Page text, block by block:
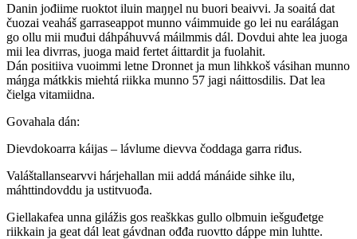
Danin jođiime ruoktot iluin maŋŋel nu buori beaivvi. Ja soaitá dat
čuozai veaháš garraseappot munno váimmuide go lei nu earálágan
go ollu mii muđui dáhpáhuvvá máilmmis dál. Dovdui ahte lea juoga
mii lea divrras, juoga maid fertet áittardit ja fuolahit.
Dán positiiva vuoimmi letne Dronnet ja mun lihkkoš vásihan munno
máŋga mátkkis miehtá riikka munno 57 jagi náittosdilis. Dat lea
čielga vitamiidna.
Govahala dán:
Dievdokoarra káijas – lávlume dievva čoddaga garra riđus.
Valáštallansearvvi hárjehallan mii addá mánáide sihke ilu,
máhttindovddu ja ustitvuođa.
Giellakafea unna gilážis gos reaškkas gullo olbmuin iešguđetge
riikkain ja geat dál leat gávdnan ođđa ruovtto dáppe min luhtte.